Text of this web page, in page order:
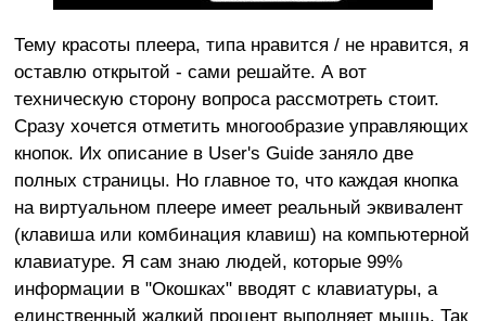
Тему красоты плеера, типа нравится / не нравится, я
оставлю открытой - сами решайте. А вот
техническую сторону вопроса рассмотреть стоит.
Сразу хочется отметить многообразие управляющих
кнопок. Их описание в User's Guide заняло две
полных страницы. Но главное то, что каждая кнопка
на виртуальном плеере имеет реальный эквивалент
(клавиша или комбинация клавиш) на компьютерной
клавиатуре. Я сам знаю людей, которые 99%
информации в "Окошках" вводят с клавиатуры, а
единственный жалкий процент выполняет мышь. Так